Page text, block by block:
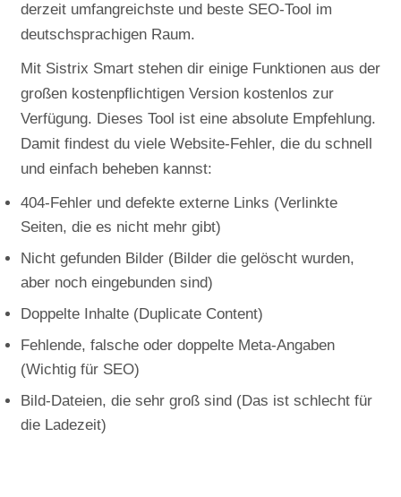
derzeit umfangreichste und beste SEO-Tool im
deutschsprachigen Raum.
Mit Sistrix Smart stehen dir einige Funktionen aus der
großen kostenpflichtigen Version kostenlos zur
Verfügung. Dieses Tool ist eine absolute Empfehlung.
Damit findest du viele Website-Fehler, die du schnell
und einfach beheben kannst:
404-Fehler und defekte externe Links (Verlinkte
Seiten, die es nicht mehr gibt)
Nicht gefunden Bilder (Bilder die gelöscht wurden,
aber noch eingebunden sind)
Doppelte Inhalte (Duplicate Content)
Fehlende, falsche oder doppelte Meta-Angaben
(Wichtig für SEO)
Bild-Dateien, die sehr groß sind (Das ist schlecht für
die Ladezeit)